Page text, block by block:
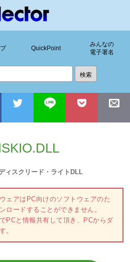
QuickPoint
みんなの
電子署名
ィスクリード・ライトDLL
ェアはPC向けのソフトウェアのた
ロードすることができません。
PCと情報共有して頂き、PCからダ
。